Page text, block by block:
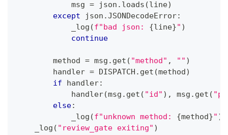
            msg
= json . loads (line)
except json .JSONDecodeError:
            _log
(f"bad json: {line}" )
continue
        method
= msg . get ( "method" , "" )
        handler
= DISPATCH . get (method)
if handler:
            handler
(msg . get ( "id" ) , msg . get (
else:
            _log
(f"unknown method: {method}" )
    _log
( "review_gate exiting" )